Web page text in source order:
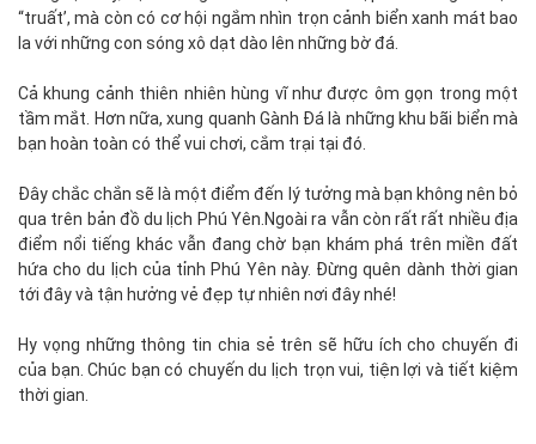
“truất’, mà còn có cơ hội ngắm nhìn trọn cảnh biển xanh mát bao
la với những con sóng xô dạt dào lên những bờ đá.
Cả khung cảnh thiên nhiên hùng vĩ như được ôm gọn trong một
tầm mắt. Hơn nữa, xung quanh Gành Đá là những khu bãi biển mà
bạn hoàn toàn có thể vui chơi, cắm trại tại đó.
Đây chắc chắn sẽ là một điểm đến lý tưởng mà bạn không nên bỏ
qua trên bản đồ du lịch Phú Yên.Ngoài ra vẫn còn rất rất nhiều địa
điểm nổi tiếng khác vẫn đang chờ bạn khám phá trên miền đất
hứa cho du lịch của tỉnh Phú Yên này. Đừng quên dành thời gian
tới đây và tận hưởng vẻ đẹp tự nhiên nơi đây nhé!
Hy vọng những thông tin chia sẻ trên sẽ hữu ích cho chuyến đi
của bạn. Chúc bạn có chuyến du lịch trọn vui, tiện lợi và tiết kiệm
thời gian.